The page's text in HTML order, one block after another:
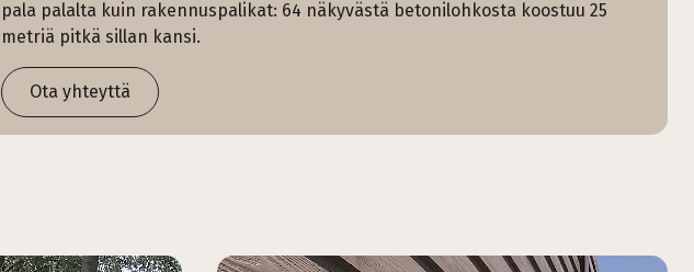
pala palalta kuin rakennuspalikat: 64 näkyvästä betonilohkosta koostuu 25
metriä pitkä sillan kansi.
Ota yhteyttä